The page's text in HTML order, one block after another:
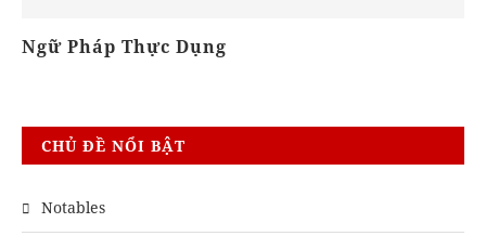
Ngữ Pháp Thực Dụng
CHỦ ĐỀ NỔI BẬT
Notables